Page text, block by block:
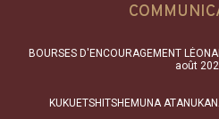
BOURSES D'ENCOURAGEMENT
août
KUKUETSHITSHEMUNA